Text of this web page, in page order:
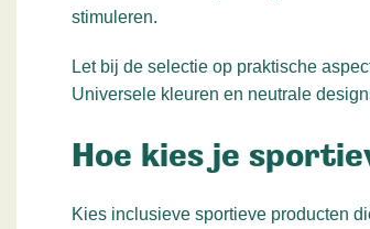
stimuleren.
Let bij de selectie op praktische
Universele kleuren en neutrale
Hoe kies je
Kies inclusieve sportieve producten